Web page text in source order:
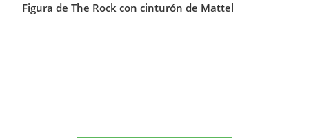
Figura de The Rock con cinturón de Mattel